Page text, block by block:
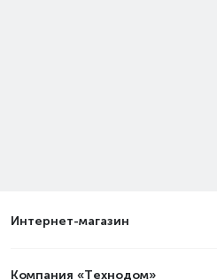
Интернет-магазин
Компания «Технодом»